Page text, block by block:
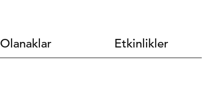
Olanaklar Etkinlikler